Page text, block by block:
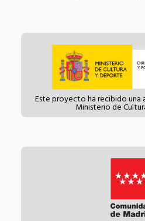
Este proyecto ha recibido una
Ministerio de